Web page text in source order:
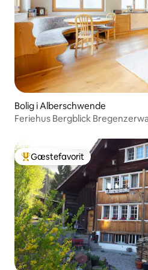
Bolig i Alberschwende
Feriehus Bergblick
Bedste gæstefavorit
Gæstefavorit